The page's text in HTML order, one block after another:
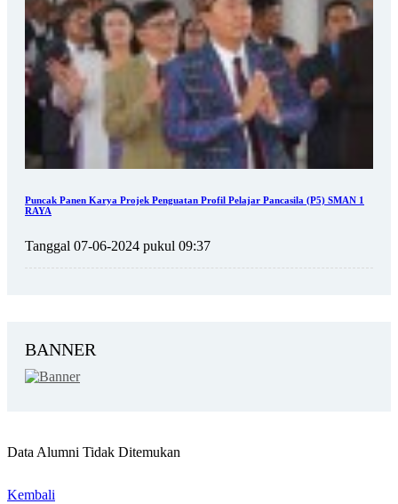
Puncak Panen Karya Projek Penguatan Profil Pelajar Pancasila (P5) SMAN 1
RAYA
Tanggal 07-06-2024 pukul 09:37
BANNER
Data Alumni Tidak Ditemukan
Kembali